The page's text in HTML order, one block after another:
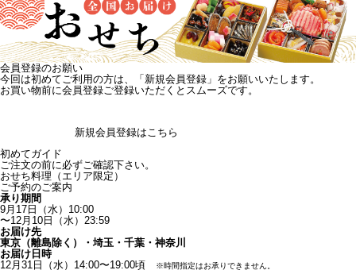
会員登録のお願い
今回は初めてご利用の方は、
「新規会員登録」 をお願いいたします。
お買い物前に会員登録ご登録いただくとスムーズです。
新規会員登録はこちら
初めてガイド
ご注文の前に必ずご確認下さい。
おせち料理 （エリア限定）
ご予約のご案内
承り期間
9月17日（水）10:00
〜12月10日（水）23:59
お届け先
東京（離島除く）・埼玉・千葉・神奈川
お届け日時
12月31日（水）14:00〜19:00頃
※時間指定はお承りできません。